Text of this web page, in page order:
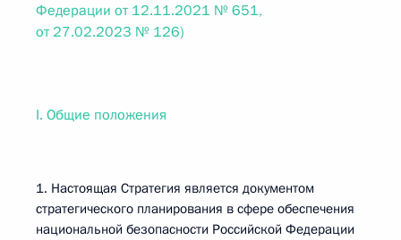
Федерации от 12.11.2021 № 651,
от 27.02.2023 № 126)
I. Общие положения
1. Настоящая Стратегия является документом
стратегического планирования в сфере обеспечения
национальной безопасности Российской Федерации